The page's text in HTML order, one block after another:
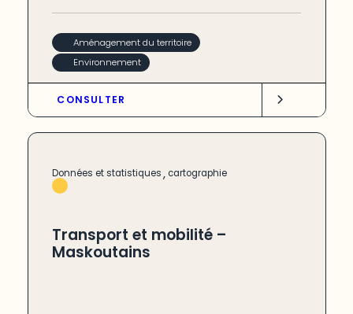
Aménagement du territoire
Environnement
CONSULTER
Données et statistiques, cartographie
Transport et mobilité –
Maskoutains